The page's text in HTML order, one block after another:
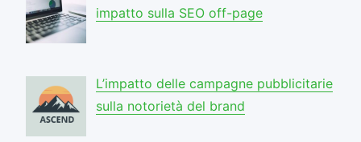
impatto sulla SEO off-page
L’impatto delle campagne pubblicitarie
sulla notorietà del brand